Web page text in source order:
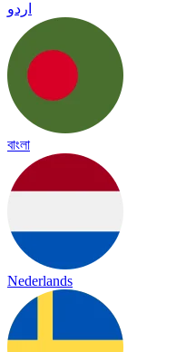
اردو
বাংলা
Nederlands